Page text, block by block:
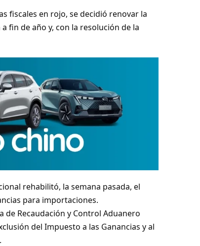
fiscales en rojo, se decidió renovar la
fin de año y, con la resolución de la
rehabilitó, la semana pasada, el
para importaciones.
de Recaudación y Control Aduanero
del Impuesto a las Ganancias y al